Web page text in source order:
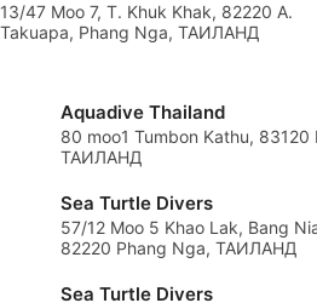
13/47 Moo 7, T. Khuk Khak, 82220 A.
Takuapa, Phang Nga, ТАИЛАНД
Aquadive Thailand
80 moo1 Tumbon Kathu, 83120
ТАИЛАНД
Sea Turtle Divers
57/12 Moo 5 Khao Lak, Bang
82220 Phang Nga, ТАИЛАНД
Sea Turtle Divers
Использование профилей для
Использование профилей для
Определение эффективности